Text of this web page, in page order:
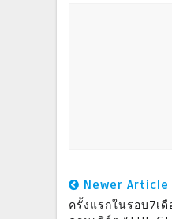
Newer Article
ครั้งแรกในรอบ7เ